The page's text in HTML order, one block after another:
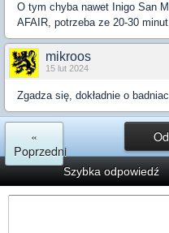
O tym chyba nawet Inigo San
AFAIR, potrzeba ze 20-30
mikroos
15 lut 2024
Zgadza się, dokładnie o
«
Poprzedni
Szybka odpowiedź